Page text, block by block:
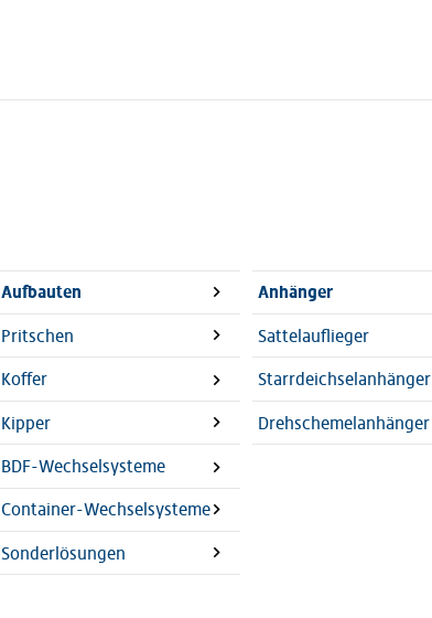
Aufbauten
Pritschen
Koffer
Kipper
BDF-Wechselsysteme
Container-Wechselsysteme
Sonderlösungen
Anhänger
Sattelauflieger
Starrdeichselanhänger
Drehschemelanhänger